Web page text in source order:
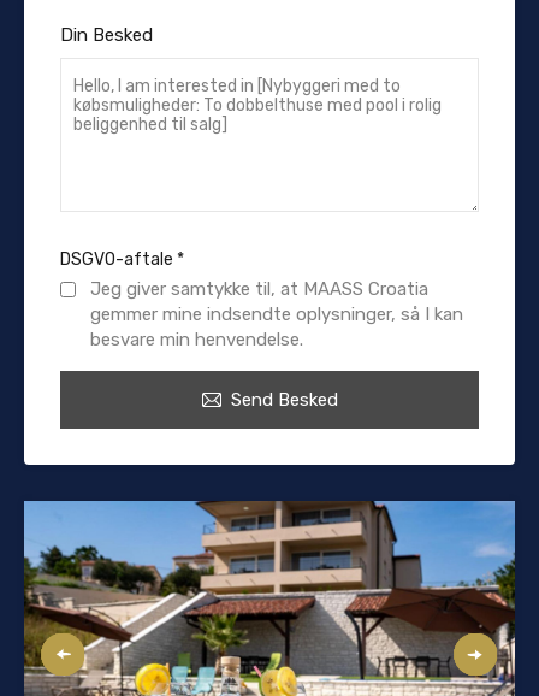
Din Besked
DSGVO-aftale *
Jeg giver samtykke til, at MAASS Croatia
gemmer mine indsendte oplysninger, så I kan
besvare min henvendelse.
Send Besked